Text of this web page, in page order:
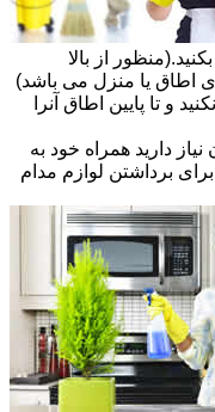
از بالا
اطاق یا منزل می باشد)
و تا پایین اطاق آنرا
دارید همراه خود به
برداشتن لوازم مدام